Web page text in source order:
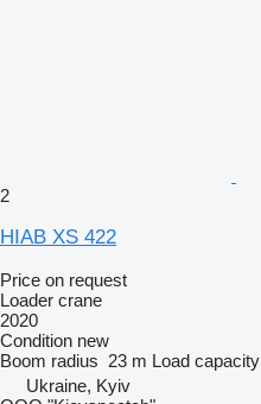
2
HIAB XS 422
Price on request
Loader crane
2020
Condition new
Boom radius 23 m Load capacity
Ukraine, Kyiv